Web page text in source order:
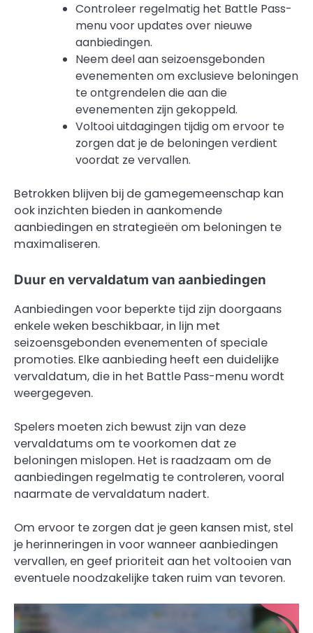
Controleer regelmatig het Battle Pass-
menu voor updates over nieuwe
aanbiedingen.
Neem deel aan seizoensgebonden
evenementen om exclusieve beloningen
te ontgrendelen die aan die
evenementen zijn gekoppeld.
Voltooi uitdagingen tijdig om ervoor te
zorgen dat je de beloningen verdient
voordat ze vervallen.
Betrokken blijven bij de gamegemeenschap kan
ook inzichten bieden in aankomende
aanbiedingen en strategieën om beloningen te
maximaliseren.
Duur en vervaldatum van aanbiedingen
Aanbiedingen voor beperkte tijd zijn doorgaans
enkele weken beschikbaar, in lijn met
seizoensgebonden evenementen of speciale
promoties. Elke aanbieding heeft een duidelijke
vervaldatum, die in het Battle Pass-menu wordt
weergegeven.
Spelers moeten zich bewust zijn van deze
vervaldatums om te voorkomen dat ze
beloningen mislopen. Het is raadzaam om de
aanbiedingen regelmatig te controleren, vooral
naarmate de vervaldatum nadert.
Om ervoor te zorgen dat je geen kansen mist, stel
je herinneringen in voor wanneer aanbiedingen
vervallen, en geef prioriteit aan het voltooien van
eventuele noodzakelijke taken ruim van tevoren.